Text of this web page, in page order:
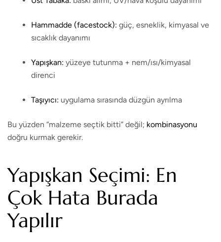
Hammadde (facestock): güç, esneklik, kimyasal ve
sıcaklık dayanımı
Yapışkan: yüzeye tutunma + nem/ısı/kimyasal
direnci
Taşıyıcı: uygulama sırasında düzgün ayrılma
Bu yüzden “malzeme seçtik bitti” değil; kombinasyonu
doğru kurmak gerekir.
Yapışkan Seçimi: En
Çok Hata Burada
Yapılır